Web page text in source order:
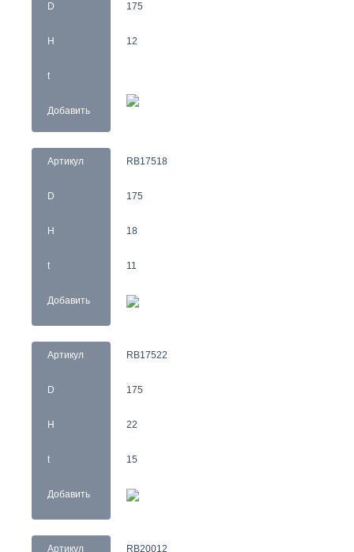
D
H
t
Добавить
175
12
Артикул
D
H
t
Добавить
RB17518
175
18
11
Артикул
D
H
t
Добавить
RB17522
175
22
15
Артикул RB20012